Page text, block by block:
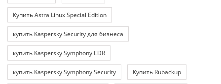
Купить Astra Linux Special Edition
купить Kaspersky Security для бизнеса
купить Kaspersky Symphony EDR
купить Kaspersky Symphony Security Купить Rubackup